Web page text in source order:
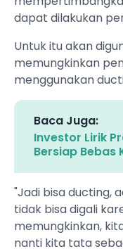
dapat dilakukan
Untuk itu akan
memungkinkan
menggunakan
Baca Juga:
Investor Lirik
Bersiap Bebas
"Jadi bisa ducting,
tidak bisa digali
memungkinkan,
nanti kita tata